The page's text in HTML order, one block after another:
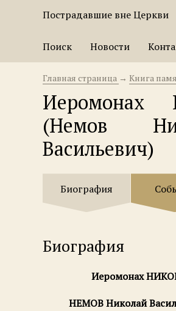
Пострадавшие вне Церкви
Поиск Новости
Главная страница → Книга
Иеромонах
(Немов
Васильевич)
Биография
Биография
Иеромонах
НЕМОВ Николай